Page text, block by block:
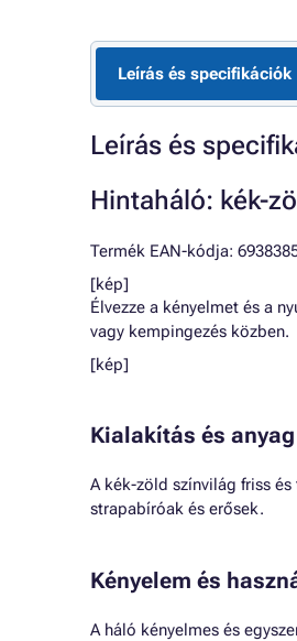
Leírás és specifikációk
Leírás és
Hintaháló: kék-
Termék EAN-kódja:
[kép]
Élvezze a kényelmet és a
vagy kempingezés közben.
[kép]
Kialakítás és anyag
A kék-zöld színvilág friss
strapabíróak és erősek.
Kényelem és
A háló kényelmes és